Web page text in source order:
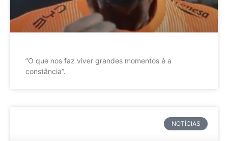
”O que nos faz viver grandes momentos é a
constância”.
NOTÍCIAS